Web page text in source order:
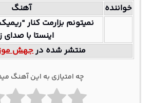
خواننده
آهنگ
نمیتونم بزارمت کنار
اینستا با صدای
منتشر شده درجهش
چه امتیازی به این آهنگ